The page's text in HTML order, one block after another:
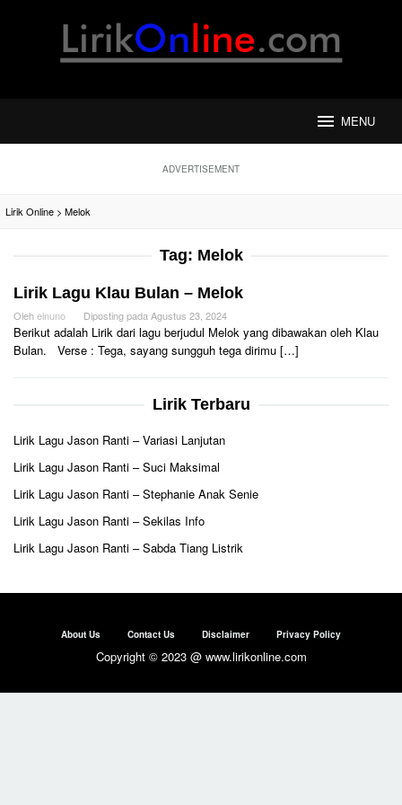
MENU
ADVERTISEMENT
Lirik Online > Melok
Tag: Melok
Lirik Lagu Klau Bulan – Melok
Olehelnuno Diposting pada Agustus 23, 2024
Berikut adalah Lirik dari lagu berjudul Melok yang dibawakan oleh Klau
Bulan. Verse : Tega, sayang sungguh tega dirimu […]
Lirik Terbaru
Lirik Lagu Jason Ranti – Variasi Lanjutan
Lirik Lagu Jason Ranti – Suci Maksimal
Lirik Lagu Jason Ranti – Stephanie Anak Senie
Lirik Lagu Jason Ranti – Sekilas Info
Lirik Lagu Jason Ranti – Sabda Tiang Listrik
About Us Contact Us Disclaimer Privacy Policy
Copyright © 2023 @ www.lirikonline.com